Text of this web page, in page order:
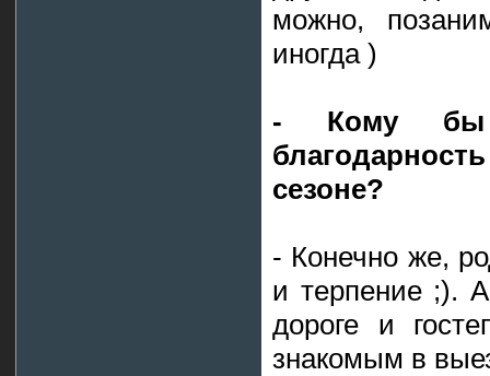
можно,
иногда )
- Кому бы
сезоне?
- Конечно же,
и терпение ;).
дороге и
знакомым в